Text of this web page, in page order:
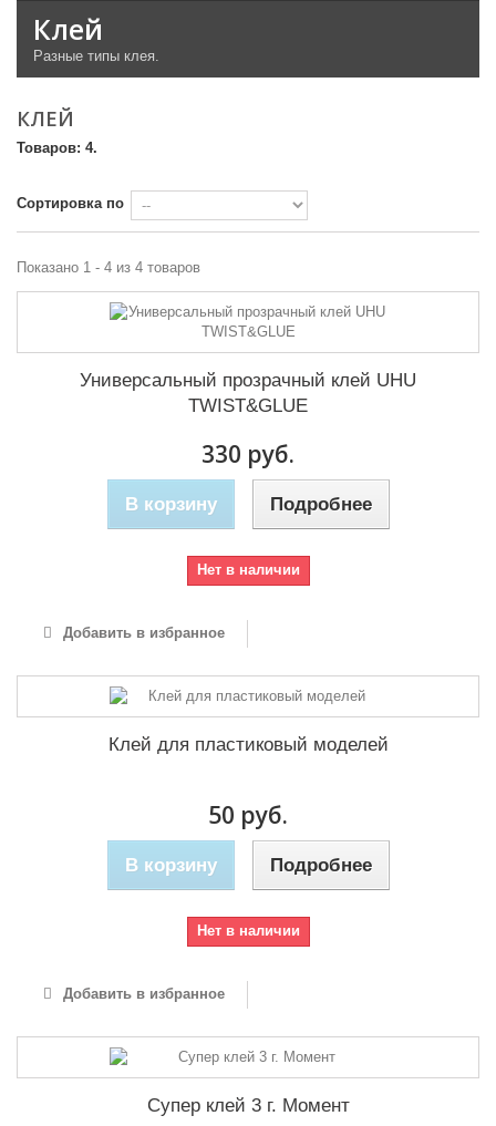
Клей
Разные типы клея.
КЛЕЙ
Товаров: 4.
Сортировка по
Показано 1 - 4 из 4 товаров
Универсальный прозрачный клей UHU
TWIST&GLUE
330 руб.
В корзину Подробнее
Нет в наличии
Добавить в избранное
Клей для пластиковый моделей
50 руб.
В корзину Подробнее
Нет в наличии
Добавить в избранное
Супер клей 3 г. Момент